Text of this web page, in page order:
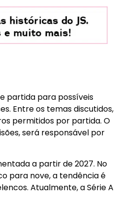
partida para possíveis
Entre os temas discutidos,
permitidos por partida. O
será responsável por
a partir de 2027. No
para nove, a tendência é
Atualmente, a Série A